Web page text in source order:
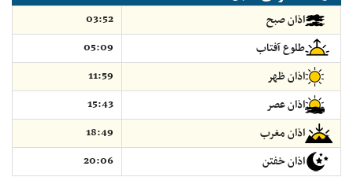
اذان صبح
03:52
طلوع آفتاب
05:09
اذان ظهر
11:59
اذان عصر
15:43
اذان مغرب
18:49
اذان خفتن
20:06